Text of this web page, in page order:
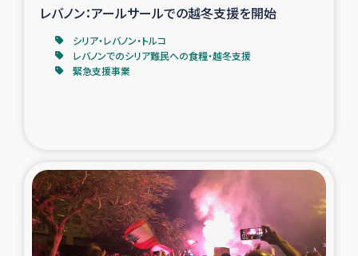
ベイルート大規模爆発被災者支援
レバノン：アールサールでの越冬支援を開始
シリア・レバノン・トルコ
レバノンでのシリア難民への食糧・越冬支援
緊急支援事業